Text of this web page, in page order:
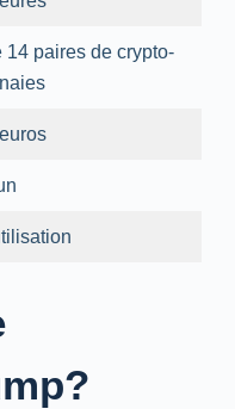
14 paires de crypto-